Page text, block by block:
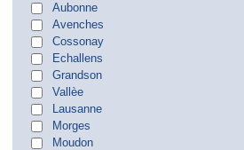
Druga država
Aubonne
Avenches
Cossonay
Echallens
Grandson
Vallèe
Lausanne
Morges
Moudon